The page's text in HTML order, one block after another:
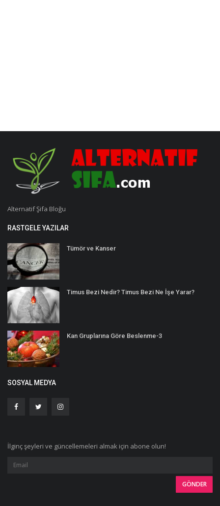
Alternatif Şifa Bloğu
RASTGELE YAZILAR
Tümör ve Kanser
Timus Bezi Nedir? Timus Bezi Ne İşe Yarar?
Kan Gruplarına Göre Beslenme-3
SOSYAL MEDYA
İlginç şeyleri ve güncellemeleri almak için abone olun!